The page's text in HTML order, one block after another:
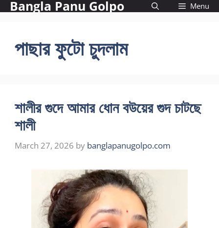
SkipBangla Panu Golpo Menu
পাছার ফুটো চুদলাম
শালীর গুদে আমার ধোন বউয়ের গুদ চাটছে
শালী
March 27, 2026 by banglapanugolpo.com